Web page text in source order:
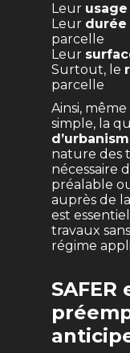
Leur usage
Leur durée
parcelle
Leur
Surtout, le
parcelle
Ainsi,
simple, la
nature des
nécessaire
préalable
auprès de
est
travaux
régime